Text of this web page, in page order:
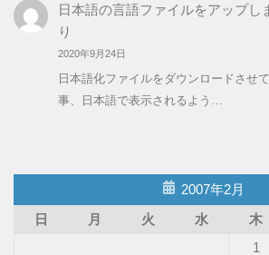
日本語の言語ファイルをアップし
り
2020年9月24日
日本語化ファイルをダウンロードさせ
事、日本語で表示されるよう…
2007年2月
日
月 火 水 木
1